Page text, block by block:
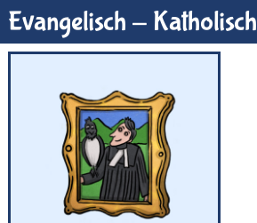
Dachboden
Evangelisch - Katholisch